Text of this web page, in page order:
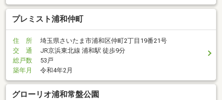
プレミスト浦和仲町
住 所
埼玉県さいたま市浦和区仲町2丁目19番21号
交 通
JR京浜東北線 浦和駅 徒歩9分
総戸数
53戸
築年月
令和4年2月
グローリオ浦和常盤公園